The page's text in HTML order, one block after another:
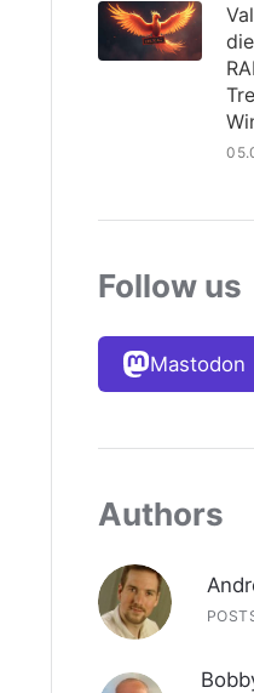
Follow us
Mastodon
Authors